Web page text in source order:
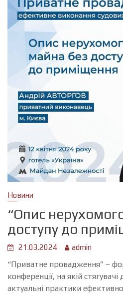
Новини
“Опис
доступу до
21.03.2024 admin
“Приватне провадження” –
конференції, на якій
актуальні практики